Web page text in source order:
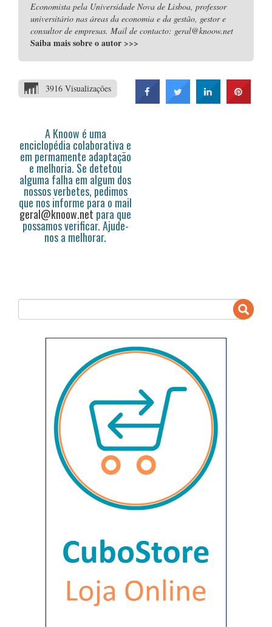
Economista pela Universidade Nova de Lisboa, professor
universitário nas áreas da economia e da gestão, gestor e
consultor de empresas. Mail de contacto: geral@knoow.net
Saiba mais sobre o autor >>>
3916 Visualizações
A Knoow é uma
enciclopédia colaborativa e
em permamente adaptação
e melhoria. Se detetou
alguma falha em algum dos
nossos verbetes, pedimos
que nos informe para o mail
geral@knoow.net para que
possamos verificar. Ajude-
nos a melhorar.